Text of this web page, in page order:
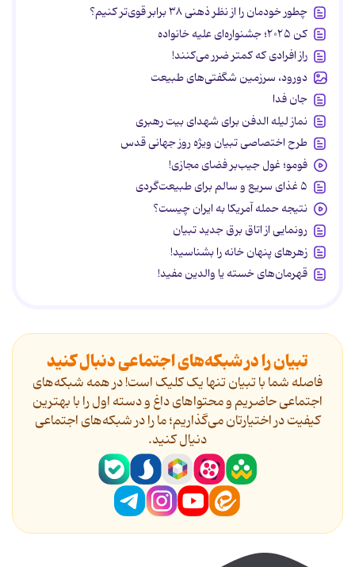
چطور خودمان را از نظر ذهنی ۳۸ برابر قوی‌تر کنیم؟
کن ۲۰۲۵؛ جشنواره‌ای علیه خانواده
راز افرادی که کمتر ضرر می‌کنند!
دورود، سرزمین شگفتی‌های طبیعت
جان فدا
نماز لیله الدفن برای شهدای بیت رهبری
طرح اختصاصی تبیان ویژه روز جهانی قدس
فومو؛ غول جیب‌بر فضای مجازی!
۵ غذای سریع و سالم برای طبیعت‌گردی
نتیجه حمله آمریکا به ایران چیست؟
رونمایی از اتاق برق جدید تبیان
زهرهای پنهان خانه را بشناسید!
قهرمان‌های خسته یا والدین مفید!
تبیان را در شبکه‌های اجتماعی دنبال کنید
فاصله شما با تبیان تنها یک کلیک است! در همه شبکه‌های
اجتماعی حاضریم و محتواهای داغ و دسته اول را با بهترین
کیفیت در اختیارتان می‌گذاریم؛ ما را در شبکه‌های اجتماعی
دنیال کنید.